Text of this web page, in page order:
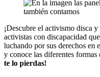
¡Descubre el activismo disca
activistas con discapacidad
luchando por sus derechos en
y conoce las diferentes
te lo pierdas!